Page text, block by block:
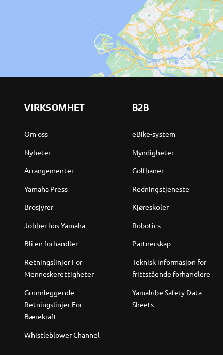
VIRKSOMHET
Om oss
Nyheter
Arrangementer
Yamaha Press
Brosjyrer
Jobber hos Yamaha
Bli en forhandler
Retningslinjer For
Menneskerettigheter
Grunnleggende
Retningslinjer For
Bærekraft
Whistleblower Channel
B2B
eBike-system
Myndigheter
Golfbaner
Redningstjeneste
Kjøreskoler
Robotics
Partnerskap
Teknisk informasjon for
frittstående forhandlere
Yamalube Safety Data
Sheets